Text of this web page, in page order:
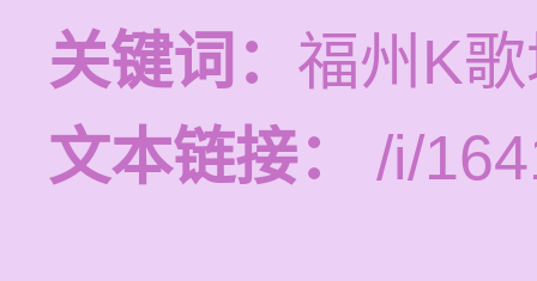
关键词： 福州K
文本链接：
/i/